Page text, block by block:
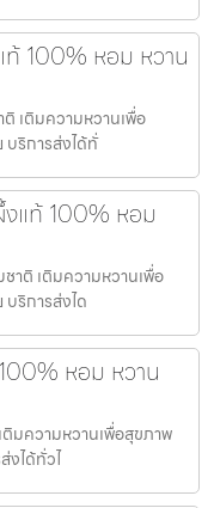
ท้ 100% หอม หวาน
เติมความหวานเพื่อ
บริการส่งได้ทั่
แท้ 100% หอม
าติ เติมความหวานเพื่อ
ริการส่งได
หอม หวาน
มความหวานเพื่อสุขภาพ
งได้ทั่วไ